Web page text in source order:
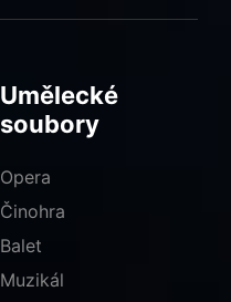
Umělecké
soubory
Opera
Činohra
Balet
Muzikál